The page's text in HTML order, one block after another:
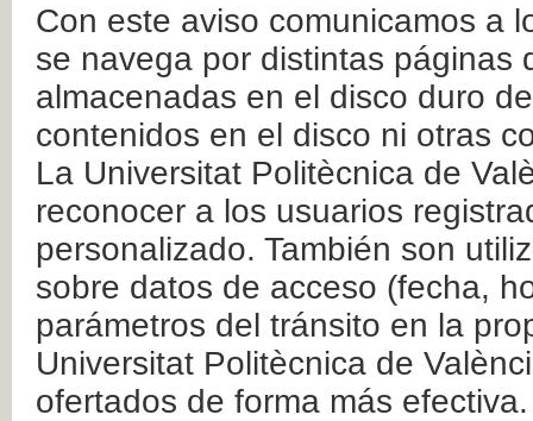
Con este aviso comunicamos a
se navega por distintas páginas
almacenadas en el disco duro
contenidos en el disco ni otras
La Universitat Politècnica de
reconocer a los usuarios
personalizado. También son
sobre datos de acceso (fecha,
parámetros del tránsito en la
Universitat Politècnica de
ofertados de forma más efectiva.